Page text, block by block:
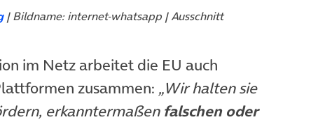
| Bildname: internet-whatsapp | Ausschnitt
im Netz arbeitet die EU auch
zusammen: „Wir halten sie
erkanntermaßen falschen oder